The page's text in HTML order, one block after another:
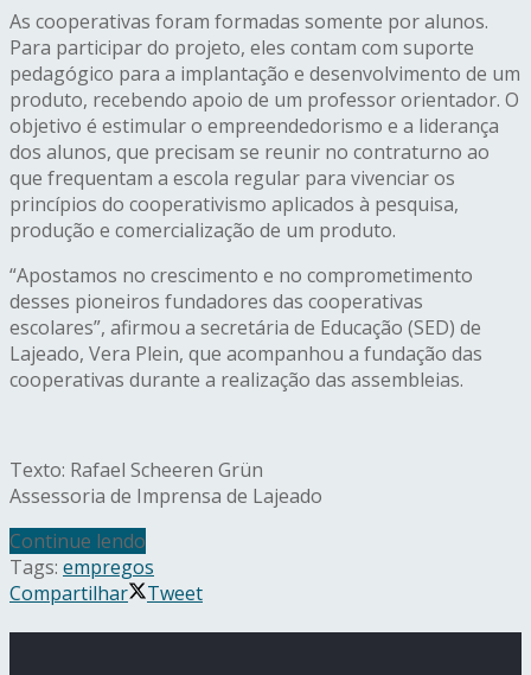
As cooperativas foram formadas somente por alunos.
Para participar do projeto, eles contam com suporte
pedagógico para a implantação e desenvolvimento de um
produto, recebendo apoio de um professor orientador. O
objetivo é estimular o empreendedorismo e a liderança
dos alunos, que precisam se reunir no contraturno ao
que frequentam a escola regular para vivenciar os
princípios do cooperativismo aplicados à pesquisa,
produção e comercialização de um produto.
“Apostamos no crescimento e no comprometimento
desses pioneiros fundadores das cooperativas
escolares”, afirmou a secretária de Educação (SED) de
Lajeado, Vera Plein, que acompanhou a fundação das
cooperativas durante a realização das assembleias.
Texto: Rafael Scheeren Grün
Assessoria de Imprensa de Lajeado
Continue lendo
Tags: empregos
Compartilhar
Tweet